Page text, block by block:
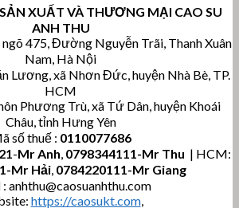
XUẤT VÀ THƯƠNG MẠI CAO SU
ANH THU
475, Đường Nguyễn Trãi, Thanh Xuân
Nam, Hà Nội
Lương, xã Nhơn Đức, huyện Nhà Bè, TP.
HCM
Phương Trù, xã Tứ Dân, huyện Khoái
Châu, tỉnh Hưng Yên
số thuế : 0110077686
-Mr Anh, 0798344111-Mr Thu | HCM:
-Mr Hải, 0784220111-Mr Giang
: anhthu@caosuanhthu.com
https://caosukt.com,